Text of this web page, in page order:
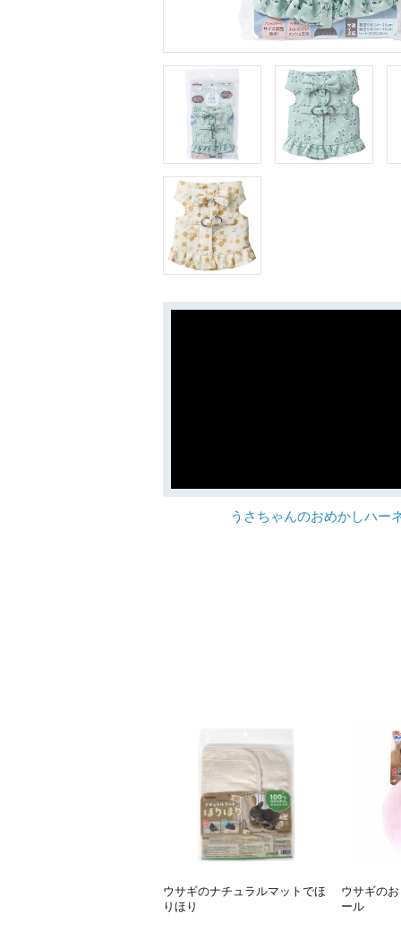
うさちゃんのおめかしハー
ウサギのナチュラルマットでほ
りほり
ウサギの
ール